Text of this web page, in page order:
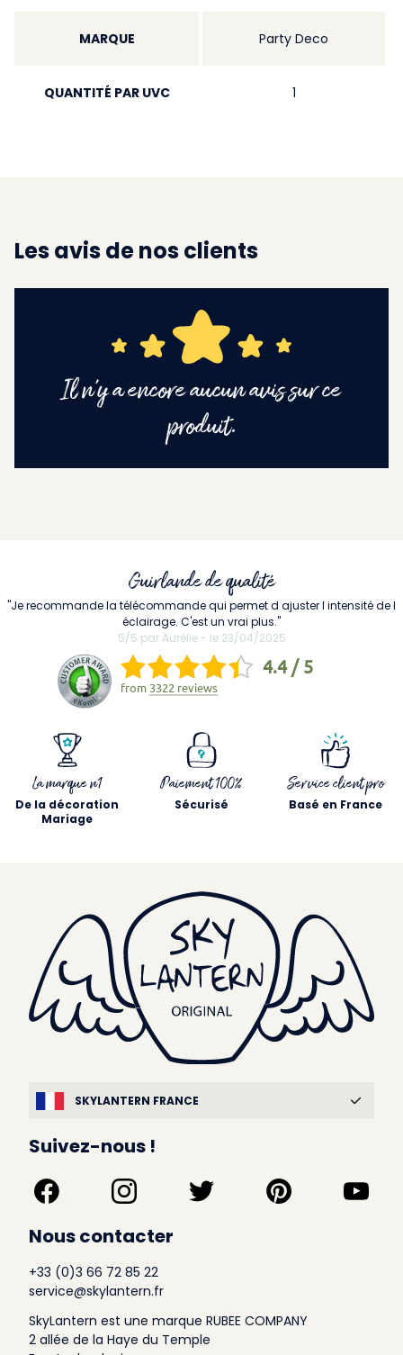
MARQUE Party Deco
QUANTITÉ PAR UVC 1
Les avis de nos clients
Il n'y a encore aucun avis sur ce
produit.
La marque n1
De la décoration
Mariage
Paiement 100%
Sécurisé
Service client pro
Basé en France
Guirlande de qualité
"Je recommande la télécommande qui permet d ajuster l intensité de l
éclairage. C'est un vrai plus."
5/5 par Aurélie - le 23/04/2025
4.4 / 5
from 3322 reviews
SKYLANTERN FRANCE
Suivez-nous !
Nous contacter
+33 (0)3 66 72 85 22
service@skylantern.fr
SkyLantern est une marque RUBEE COMPANY
2 allée de la Haye du Temple